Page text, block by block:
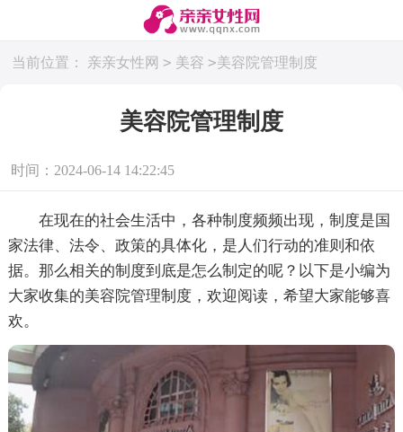
当前位置： 亲亲女性网 > 美容 >美容院管理制度
美容院管理制度
时间：2024-06-14 14:22:45
在现在的社会生活中，各种制度频频出现，制度是国
家法律、法令、政策的具体化，是人们行动的准则和依
据。那么相关的制度到底是怎么制定的呢？以下是小编为
大家收集的美容院管理制度，欢迎阅读，希望大家能够喜
欢。